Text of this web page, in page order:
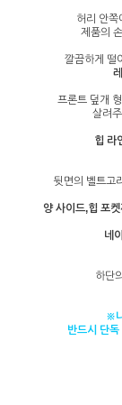
허리 안쪽
제품의
깔끔하게 떨
프론트 덮개
살려
힙 라
뒷면의 벨트고
양 사이드,힙 포
네
하단
※
반드시 단